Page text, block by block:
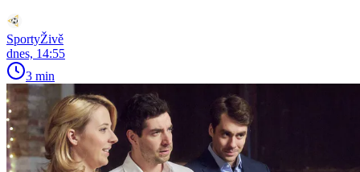
SportyŽivě
dnes, 14:55
3 min